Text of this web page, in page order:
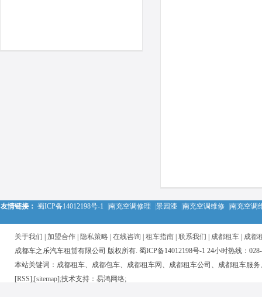
友情链接： 蜀ICP备14012198号-1 南充空调修理 景园漆 南充空调维修 南充空调
关于我们 加盟合作 隐私策略 在线咨询 租车指南 联系我们 成都租车
成都
成都车之乐汽车租赁有限公司 版权所有. 蜀ICP备14012198号-1 24小时热线：
本站关键词：成都租车、成都包车、成都租车网、成都租车公司、成都租车服
[RSS];[sitemap];技术支持： 易鸿网络;